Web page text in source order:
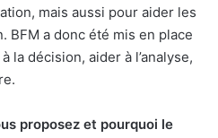
mais aussi pour aider les
BFM a donc été mis en place
la décision, aider à l’analyse,
proposez et pourquoi le